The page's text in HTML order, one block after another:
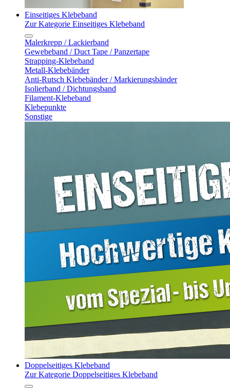
Einseitiges Klebeband
Zur Kategorie Einseitiges Klebeband
Malerkrepp / Lackierband
Gewebeband / Duct Tape / Panzertape
Strapping-Klebeband
Metall-Klebebänder
Anti-Rutsch Klebebänder / Markierungsbänder
Isolierband / Dichtungsband
Filament-Klebeband
Klebepunkte
Sonstige
Doppelseitiges Klebeband
Zur Kategorie Doppelseitiges Klebeband